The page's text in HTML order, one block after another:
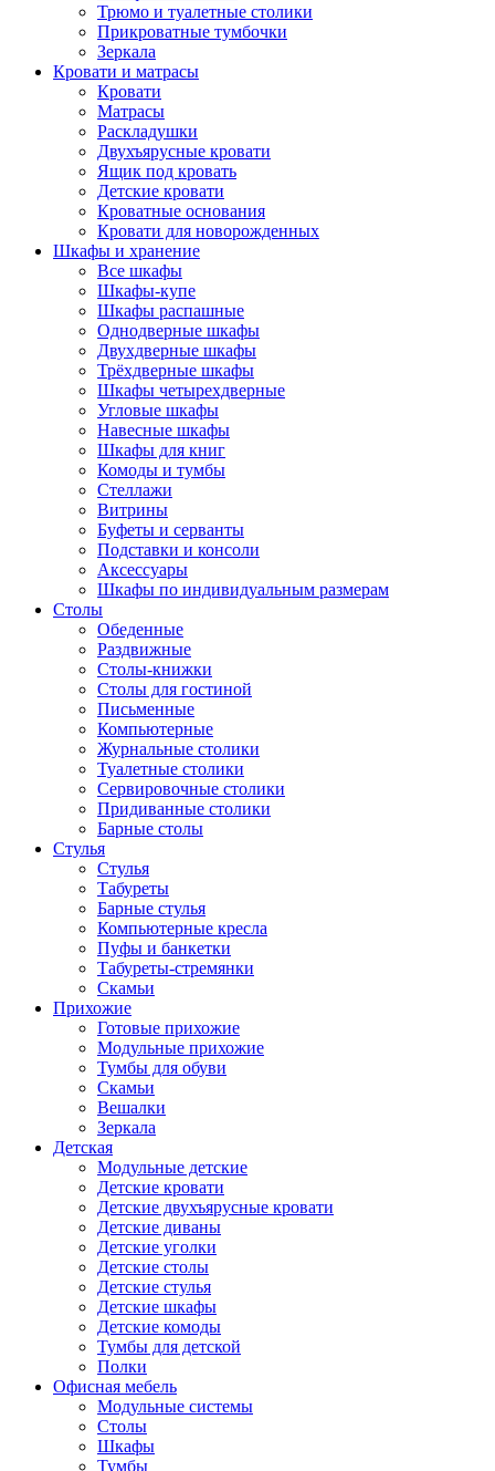
Трюмо и туалетные столики
Прикроватные тумбочки
Зеркала
Кровати и матрасы
Кровати
Матрасы
Раскладушки
Двухъярусные кровати
Ящик под кровать
Детские кровати
Кроватные основания
Кровати для новорожденных
Шкафы и хранение
Все шкафы
Шкафы-купе
Шкафы распашные
Однодверные шкафы
Двухдверные шкафы
Трёхдверные шкафы
Шкафы четырехдверные
Угловые шкафы
Навесные шкафы
Шкафы для книг
Комоды и тумбы
Стеллажи
Витрины
Буфеты и серванты
Подставки и консоли
Аксессуары
Шкафы по индивидуальным размерам
Столы
Обеденные
Раздвижные
Столы-книжки
Столы для гостиной
Письменные
Компьютерные
Журнальные столики
Туалетные столики
Сервировочные столики
Придиванные столики
Барные столы
Стулья
Стулья
Табуреты
Барные стулья
Компьютерные кресла
Пуфы и банкетки
Табуреты-стремянки
Скамьи
Прихожие
Готовые прихожие
Модульные прихожие
Тумбы для обуви
Скамьи
Вешалки
Зеркала
Детская
Модульные детские
Детские кровати
Детские двухъярусные кровати
Детские диваны
Детские уголки
Детские столы
Детские стулья
Детские шкафы
Детские комоды
Тумбы для детской
Полки
Офисная мебель
Модульные системы
Столы
Шкафы
Тумбы